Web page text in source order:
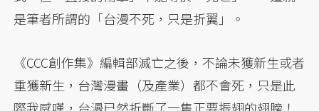
是筆者所謂的「台漫不死，只是折翼」。
《CCC創作集》編輯部滅亡之後，不論未獲新生或者
重獲新生，台灣漫畫（及產業）都不會死，只是此